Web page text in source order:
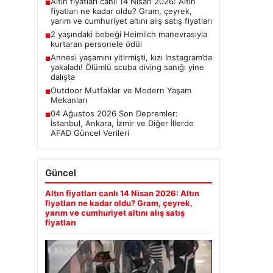
■
fiyatları ne kadar oldu? Gram, çeyrek,
yarım ve cumhuriyet altını alış satış fiyatları
■2 yaşındaki bebeği Heimlich manevrasıyla
kurtaran personele ödül
■Annesi yaşamını yitirmişti, kızı Instagram’da
yakaladı! Ölümlü scuba diving sanığı yine
dalışta
■Outdoor Mutfaklar ve Modern Yaşam
Mekanları
■04 Ağustos 2026 Son Depremler:
İstanbul, Ankara, İzmir ve Diğer İllerde
AFAD Güncel Verileri
Güncel
Altın fiyatları canlı 14 Nisan 2026: Altın
fiyatları ne kadar oldu? Gram, çeyrek,
yarım ve cumhuriyet altını alış satış
fiyatları